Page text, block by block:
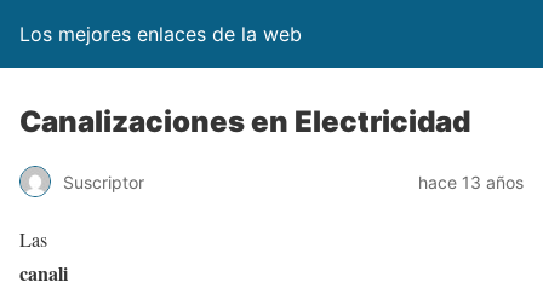
Los mejores enlaces de la web
Canalizaciones en Electricidad
Suscriptor hace 13 años
Las
canali